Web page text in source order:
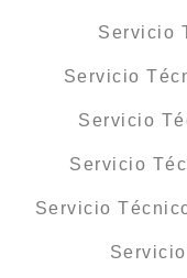
Servicio
Servicio
Servicio
Servicio
Servicio